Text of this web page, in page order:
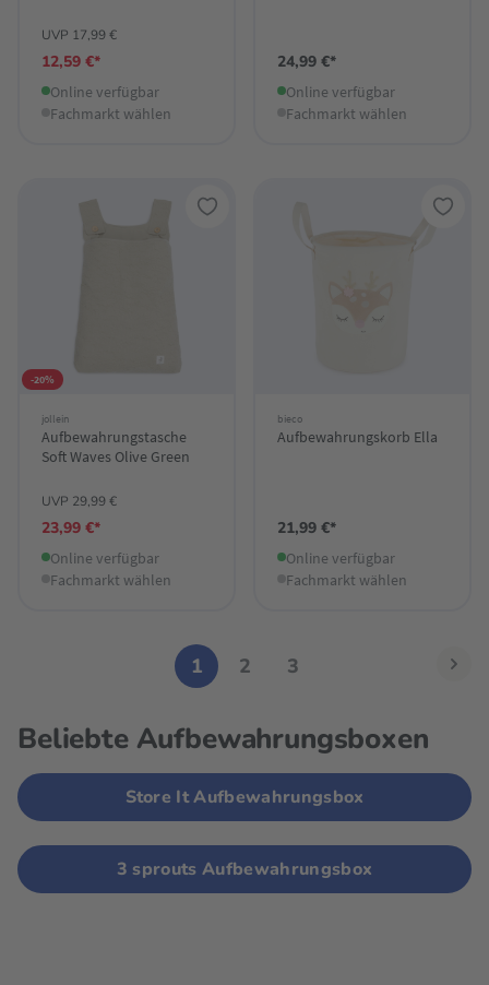
UVP 17,99 €
12,59 €*
Online verfügbar
Fachmarkt wählen
24,99 €*
Online verfügbar
Fachmarkt wählen
-20%
jollein
Aufbewahrungstasche
Soft Waves Olive Green
UVP 29,99 €
23,99 €*
Online verfügbar
Fachmarkt wählen
bieco
Aufbewahrungskorb Ella
21,99 €*
Online verfügbar
Fachmarkt wählen
1 2 3
Beliebte Aufbewahrungsboxen
Store It Aufbewahrungsbox
3 sprouts Aufbewahrungsbox